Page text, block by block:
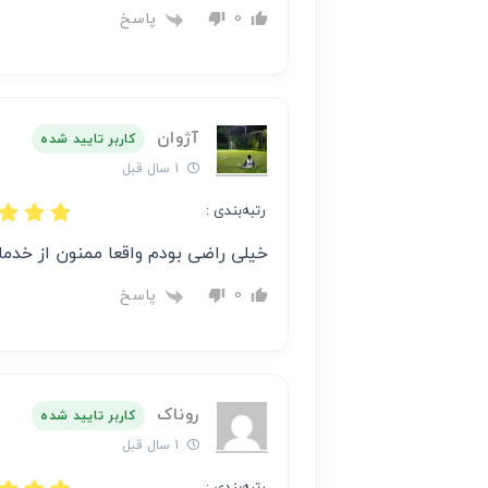
0 پاسخ
آژوان
کاربر تایید شده
رتبه‌بندی :
خیلی راضی بودم واقعا ممنون از
0 پاسخ
روناک
کاربر تایید شده